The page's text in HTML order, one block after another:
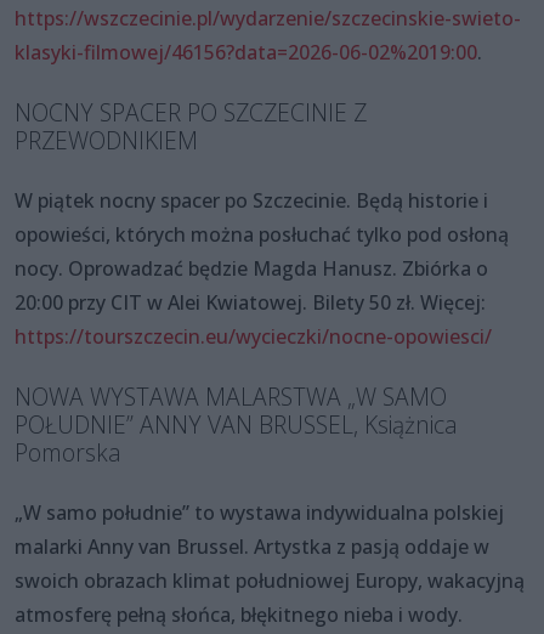
https://wszczecinie.pl/wydarzenie/szczecinskie-swieto-
klasyki-filmowej/46156?data=2026-06-02%2019:00.
NOCNY SPACER PO SZCZECINIE Z
PRZEWODNIKIEM
W piątek nocny spacer po Szczecinie. Będą historie i
opowieści, których można posłuchać tylko pod osłoną
nocy. Oprowadzać będzie Magda Hanusz. Zbiórka o
20:00 przy CIT w Alei Kwiatowej. Bilety 50 zł. Więcej:
https://tourszczecin.eu/wycieczki/nocne-opowiesci/
NOWA WYSTAWA MALARSTWA „W SAMO
POŁUDNIE” ANNY VAN BRUSSEL, Książnica
Pomorska
„W samo południe” to wystawa indywidualna polskiej
malarki Anny van Brussel. Artystka z pasją oddaje w
swoich obrazach klimat południowej Europy, wakacyjną
atmosferę pełną słońca, błękitnego nieba i wody.